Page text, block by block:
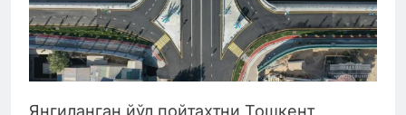
Янгиланган йўл пойтахтни Тошкент